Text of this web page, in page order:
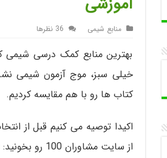
منابع شیمی 36 نظرها
بهترین منابع کمک درسی شیمی
خیلی سبز، موج آزمون شیمی
کتاب ها رو با هم مقایسه کردیم.
اکیدا توصیه می کنیم قبل از
از سایت مشاوران 100 رو بخونید: «